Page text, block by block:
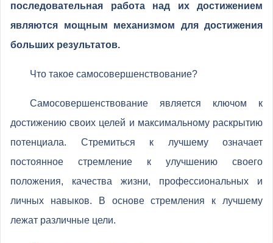
последовательная работа над их достижением
являются мощным механизмом для достижения
больших результатов.
Что такое самосовершенствование?
Самосовершенствование является ключом к
достижению своих целей и максимальному раскрытию
потенциала. Стремиться к лучшему означает
постоянное стремление к улучшению своего
положения, качества жизни, профессиональных и
личных навыков. В основе стремления к лучшему
лежат различные цели.